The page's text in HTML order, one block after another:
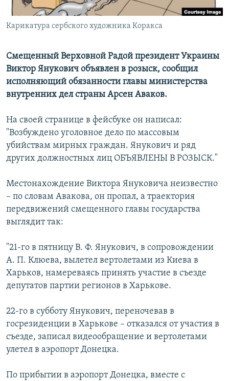
Հայերեն
Русский
Все сайты Радио Азатутюн
Карикатура сербского художника Коракса
Смещенный Верховной Радой президент Украины
Виктор Янукович объявлен в розыск, сообщил
исполняющий обязанности главы министерства
внутренних дел страны Арсен Аваков.
На своей странице в фейсбуке он написал:
"Возбуждено уголовное дело по массовым
убийствам мирных граждан. Янукович и ряд
других должностных лиц ОБЪЯВЛЕНЫ В РОЗЫСК."
Местонахождение Виктора Януковича неизвестно
– по словам Авакова, он пропал, а траектория
передвижений смещенного главы государства
выглядит так:
"21-го в пятницу В. Ф. Янукович, в сопровождении
А. П. Клюева, вылетел вертолетами из Киева в
Харьков, намереваясь принять участие в съезде
депутатов партии регионов в Харькове.
22-го в субботу Янукович, переночевав в
госрезиденции в Харькове – отказался от участия в
съезде, записал видеообращение и вертолетами
улетел в аэропорт Донецка.
По прибытии в аэропорт Донецка, вместе с